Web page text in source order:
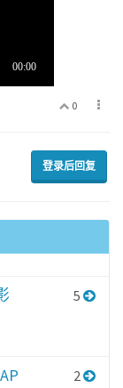
0
登录后回复
5
2